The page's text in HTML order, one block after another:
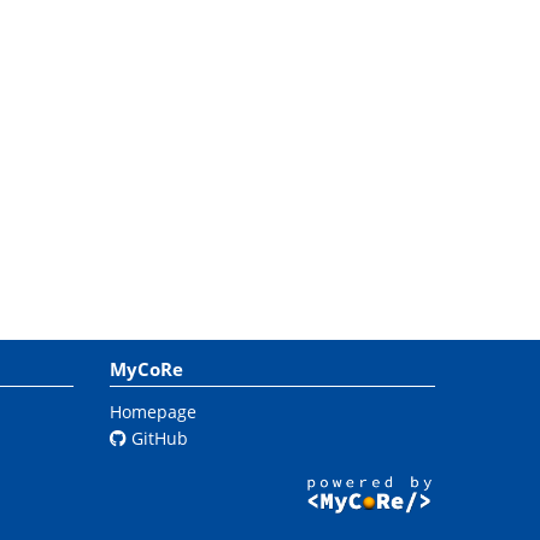
MyCoRe
Homepage
GitHub